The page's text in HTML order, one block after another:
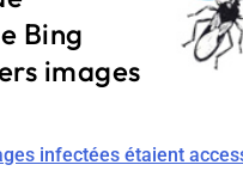
Bing
images
infectées étaient